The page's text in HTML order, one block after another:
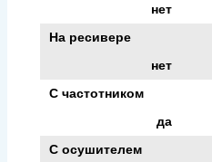
нет
На ресивере
нет
С частотником
да
С осушителем